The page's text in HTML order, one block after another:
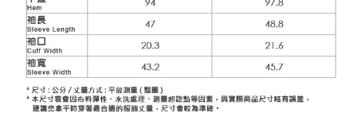
【注意事項】
１．透過由恩沛科技股份有限公司提供之「AFTEE先享後付」服務完成之交
易，需依本服務之必要範圍內提供個人資料，並將交易相關給付款項請求債
權轉讓予恩沛科技股份有限公司。
２．關於個人資料處理事宜，請瀏覽以下網址：
https://aftee.tw/terms/#terms3
３．未成年的使用者請事先徵得法定代理人或監護人之同意方可使用
「AFTEE先享後付」，若未經同意申辦者引起之損失，本公司不負相關責
付款後7-11取貨
每筆NT$120，滿NT$2,500(含以上)免運費
宅配
每筆NT$120，滿NT$2,500(含以上)免運費